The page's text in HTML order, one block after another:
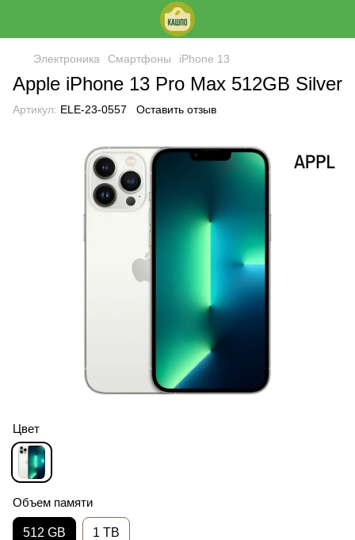
Электроника Смартфоны iPhone 13
Apple iPhone 13 Pro Max 512GB Silver
Артикул: ELE-23-0557 Оставить отзыв
Цвет
Объем памяти
512 GB 1 TB